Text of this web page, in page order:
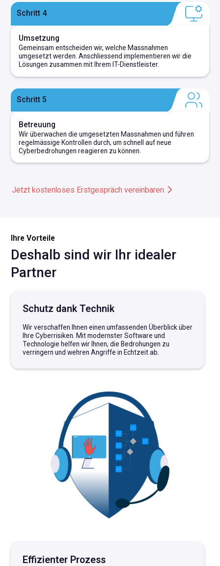
Schritt 5
Betreuung
Wir überwachen die umgesetzten Massnahmen und führen
regelmässige Kontrollen durch, um schnell auf neue
Cyberbedrohungen reagieren zu können.
Schritt 4
Umsetzung
Gemeinsam entscheiden wir, welche Massnahmen
umgesetzt werden. Anschliessend implementieren wir die
Lösungen zusammen mit Ihrem IT-Dienstleister.
Jetzt kostenloses Erstgespräch vereinbaren
Ihre Vorteile
Deshalb sind wir Ihr idealer
Partner
Schutz dank Technik
Wir verschaffen Ihnen einen umfassenden Überblick über
Ihre Cyberrisiken. Mit modernster Software und
Technologie helfen wir Ihnen, die Bedrohungen zu
verringern und wehren Angriffe in Echtzeit ab.
Effizienter Prozess